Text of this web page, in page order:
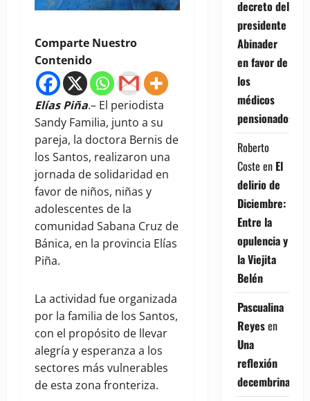
Comparte Nuestro
Contenido
Elías Piña.– El periodista
Sandy Familia, junto a su
pareja, la doctora Bernis de
los Santos, realizaron una
jornada de solidaridad en
favor de niños, niñas y
adolescentes de la
comunidad Sabana Cruz de
Bánica, en la provincia Elías
Piña.
La actividad fue organizada
por la familia de los Santos,
con el propósito de llevar
alegría y esperanza a los
sectores más vulnerables
de esta zona fronteriza.
decreto del
presidente
Abinader
en favor de
los
médicos
pensionados
Roberto
Coste en El
delirio de
Diciembre:
Entre la
opulencia y
la Viejita
Belén
Pascualina
Reyesen
Una
reflexión
decembrina